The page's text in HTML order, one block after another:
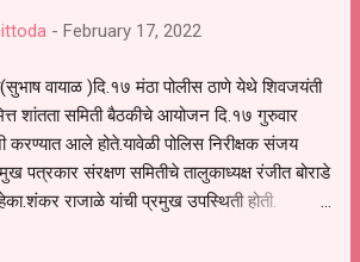
- February 17, 2022
वायाळ )दि.१७ मंठा पोलीस ठाणे येथे शिवजयंती
शांतता समिती बैठकीचे आयोजन दि.१७ गुरुवार
करण्यात आले होते.यावेळी पोलिस निरीक्षक संजय
पत्रकार संरक्षण समितीचे तालुकाध्यक्ष रंजीत बोराडे
राजाळे यांची प्रमुख उपस्थिती होती.